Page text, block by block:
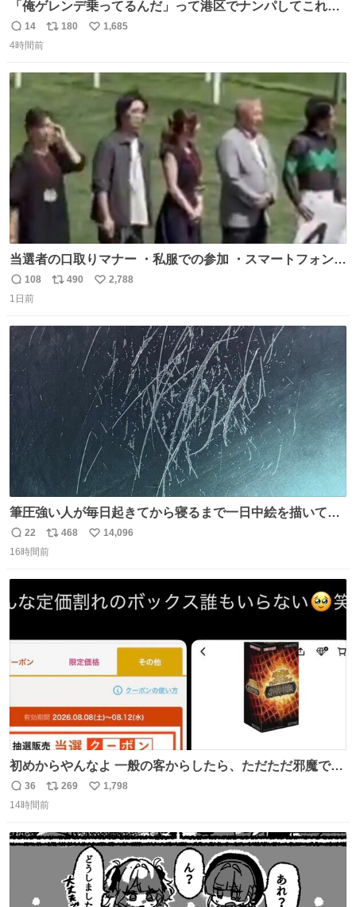
「俺ゲレンデ乗ってるんだ」って港区でナンパしてこれで
迎え行きたい
返
信
14
リ
ト
180
い
数
1,685
4時間前
当選者の口取りマナー ・私服での参加 ・スマートフォンで
の撮影 ・調教師へ自分から握手を求める行為 ・シャツをズ
ボンにインしていない服装 ・ボディーバッグの着用 私も口
ほしい #DMMバヌーシ
返
信
108
リ
ト
数
490
い
数
2,788
1日前
筆圧強い人が毎日起きてから寝るまで一日中絵を描いてる
とこうなる。 異常事態です。
返
信
22
リ
ポ
ト
数
468
い
数
14,096
16時間前
初めからやんなよ 一般の客からしたら、ただただ邪魔でし
かないのよ
返
信
36
リ
ポ
ト
269
い
数
1,798
14時間前